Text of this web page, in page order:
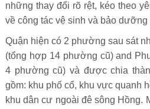
những thay đổi rõ rệt, kéo theo
về công tác vệ sinh và bảo dưỡng
Quận hiện có 2 phường sau sát
(tổng hợp 14 phường cũ) and
4 phường cũ) và được chia
gồm: khu phố cổ, khu vực quanh
khu dân cư ngoài đê sông Hồng.